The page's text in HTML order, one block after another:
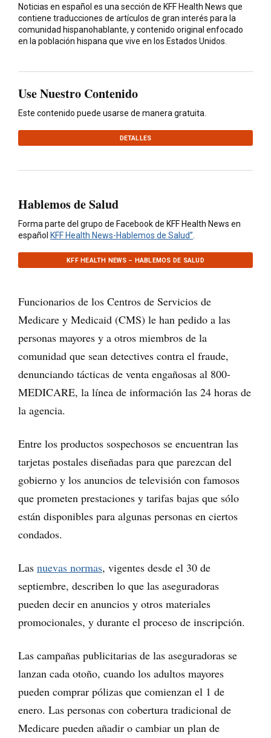
Noticias en español es una sección de KFF Health News que
contiene traducciones de artículos de gran interés para la
comunidad hispanohablante, y contenido original enfocado
en la población hispana que vive en los Estados Unidos.
Use Nuestro Contenido
Este contenido puede usarse de manera gratuita.
DETALLES
Hablemos de Salud
Forma parte del grupo de Facebook de KFF Health News en
español KFF Health News-Hablemos de Salud”.
KFF HEALTH NEWS – HABLEMOS DE SALUD
Funcionarios de los Centros de Servicios de
Medicare y Medicaid (CMS) le han pedido a las
personas mayores y a otros miembros de la
comunidad que sean detectives contra el fraude,
denunciando tácticas de venta engañosas al 800-
MEDICARE, la línea de información las 24 horas de
la agencia.
Entre los productos sospechosos se encuentran las
tarjetas postales diseñadas para que parezcan del
gobierno y los anuncios de televisión con famosos
que prometen prestaciones y tarifas bajas que sólo
están disponibles para algunas personas en ciertos
condados.
Las nuevas normas, vigentes desde el 30 de
septiembre, describen lo que las aseguradoras
pueden decir en anuncios y otros materiales
promocionales, y durante el proceso de inscripción.
Las campañas publicitarias de las aseguradoras se
lanzan cada otoño, cuando los adultos mayores
pueden comprar pólizas que comienzan el 1 de
enero. Las personas con cobertura tradicional de
Medicare pueden añadir o cambiar un plan de